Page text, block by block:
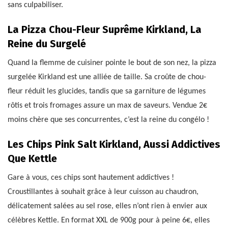
sans culpabiliser.
La Pizza Chou-Fleur Suprême Kirkland, La
Reine du Surgelé
Quand la flemme de cuisiner pointe le bout de son nez, la pizza
surgelée Kirkland est une alliée de taille. Sa croûte de chou-
fleur réduit les glucides, tandis que sa garniture de légumes
rôtis et trois fromages assure un max de saveurs. Vendue 2€
moins chère que ses concurrentes, c’est la reine du congélo !
Les Chips Pink Salt Kirkland, Aussi Addictives
Que Kettle
Gare à vous, ces chips sont hautement addictives !
Croustillantes à souhait grâce à leur cuisson au chaudron,
délicatement salées au sel rose, elles n’ont rien à envier aux
célèbres Kettle. En format XXL de 900g pour à peine 6€, elles